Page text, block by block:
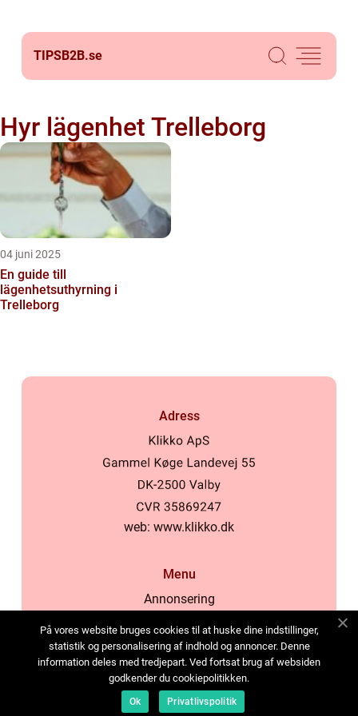
TIPSB2B.se
Hyr lägenhet Trelleborg
04 juni 2025
En guide till
lägenhetsuthyrning i
Trelleborg
Adress
web: www.klikko.dk
Menu
Annonsering
Cookies
Kontakta oss
Sitemap
På vores website bruges cookies til at huske dine indstillinger,
statistik og personalisering af indhold og annoncer. Denne
information deles med tredjepart. Ved fortsat brug af websiden
godkender du cookiepolitikken.
Ok Privatlivspolitik